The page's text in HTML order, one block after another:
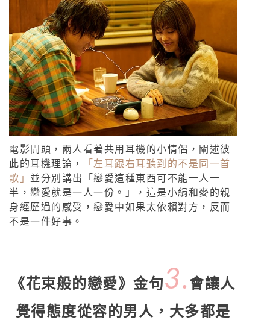
電影開頭，兩人看著共用耳機的小情侶，闡述彼
此的耳機理論，
「左耳跟右耳聽到的不是同一首
歌」 並分別講出「戀愛這種東西可不能一人一
半，戀愛就是一人一份。」，這是小絹和麥的親
身經歷過的感受，戀愛中如果太依賴對方，反而
不是一件好事。
《花束般的戀愛》金句3.會讓人
覺得態度從容的男人，大多都是